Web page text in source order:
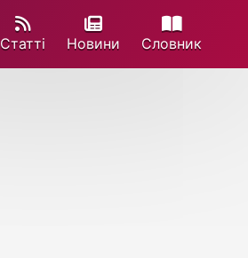
Статті Новини Cловник